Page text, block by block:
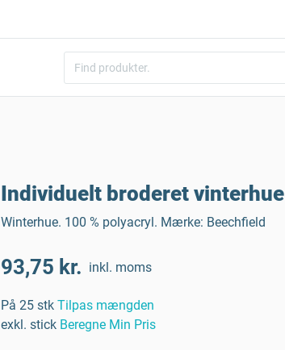
Individuelt broderet vinterhue
Winterhue. 100 % polyacryl. Mærke: Beechfield
93,75 kr. inkl. moms
På 25 stk Tilpas mængden
exkl. stick Beregne Min Pris